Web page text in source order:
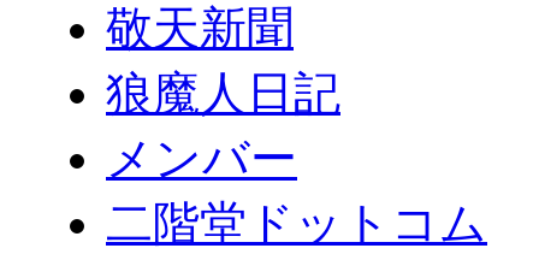
敬天新聞
狼魔人日記
メンバー
二階堂ドットコム